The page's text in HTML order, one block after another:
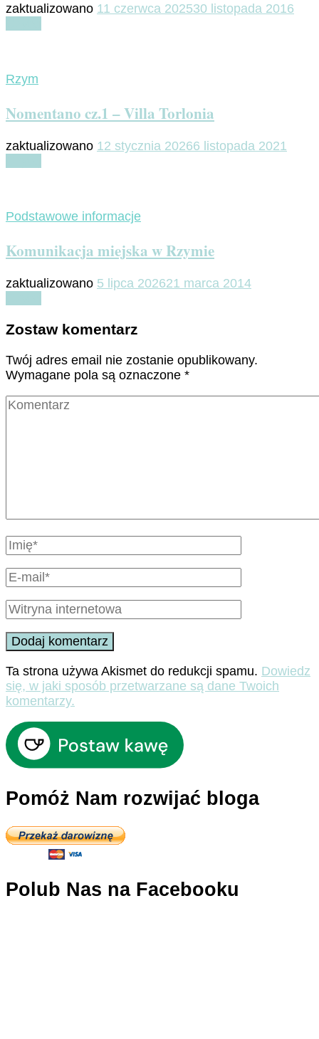
zaktualizowano 11 czerwca 202530 listopada 2016
Rzym
Nomentano cz.1 – Villa Torlonia
zaktualizowano 12 stycznia 20266 listopada 2021
Podstawowe informacje
Komunikacja miejska w Rzymie
zaktualizowano 5 lipca 202621 marca 2014
Zostaw komentarz
Twój adres email nie zostanie opublikowany.
Wymagane pola są oznaczone *
Ta strona używa Akismet do redukcji spamu. Dowiedz
się, w jaki sposób przetwarzane są dane Twoich
komentarzy.
Pomóż Nam rozwijać bloga
Polub Nas na Facebooku